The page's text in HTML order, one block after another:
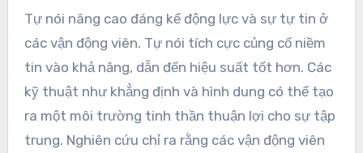
Tự nói nâng cao đáng kể động lực và sự tự tin ở
các vận động viên. Tự nói tích cực củng cố niềm
tin vào khả năng, dẫn đến hiệu suất tốt hơn. Các
kỹ thuật như khẳng định và hình dung có thể tạo
ra một môi trường tinh thần thuận lợi cho sự tập
trung. Nghiên cứu chỉ ra rằng các vận động viên